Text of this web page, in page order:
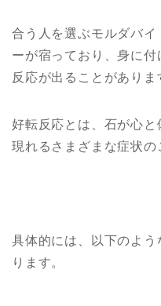
合う人を選ぶモルダバ
ーが宿っており、身に
反応が出ることがありま
好転反応とは、石が心
現れるさまざまな症状の
具体的には、以下のよ
ります。